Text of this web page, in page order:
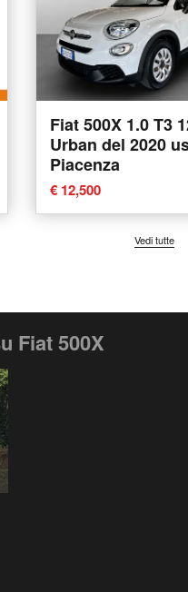
Fiat 500X 1.0 T3
Urban del 2020
Piacenza
€ 12,500
Vedi tutte
Fiat 500X